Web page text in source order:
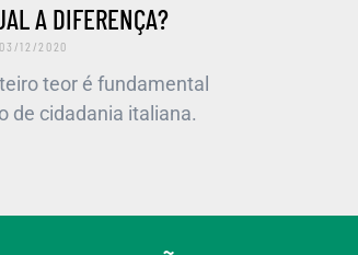
A DIFERENÇA?
03/12/2020
teor é fundamental
de cidadania italiana.